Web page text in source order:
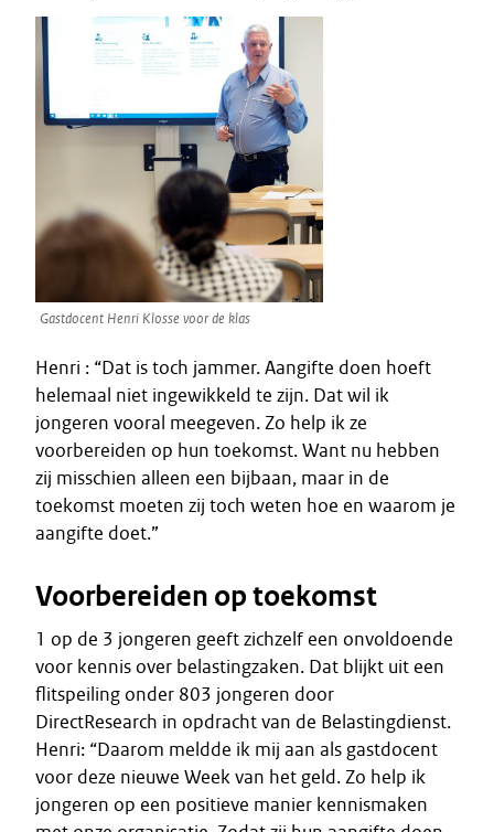
Gastdocent Henri Klosse voor de klas
Henri : “Dat is toch jammer. Aangifte doen hoeft
helemaal niet ingewikkeld te zijn. Dat wil ik
jongeren vooral meegeven. Zo help ik ze
voorbereiden op hun toekomst. Want nu hebben
zij misschien alleen een bijbaan, maar in de
toekomst moeten zij toch weten hoe en waarom je
aangifte doet.”
Voorbereiden op toekomst
1 op de 3 jongeren geeft zichzelf een onvoldoende
voor kennis over belastingzaken. Dat blijkt uit een
flitspeiling onder 803 jongeren door
DirectResearch in opdracht van de Belastingdienst.
Henri: “Daarom meldde ik mij aan als gastdocent
voor deze nieuwe Week van het geld. Zo help ik
jongeren op een positieve manier kennismaken